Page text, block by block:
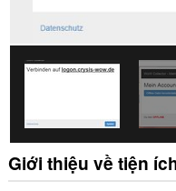
Giới thiệu về tiện